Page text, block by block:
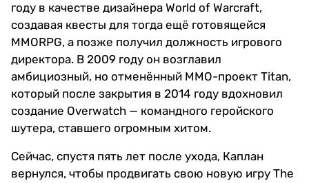
году в качестве дизайнера World of Warcraft,
создавая квесты для тогда ещё готовящейся
MMORPG, а позже получил должность игрового
директора. В 2009 году он возглавил
амбициозный, но отменённый MMO-проект Titan,
который после закрытия в 2014 году вдохновил
создание Overwatch — командного геройского
шутера, ставшего огромным хитом.
Сейчас, спустя пять лет после ухода, Каплан
вернулся, чтобы продвигать свою новую игру The